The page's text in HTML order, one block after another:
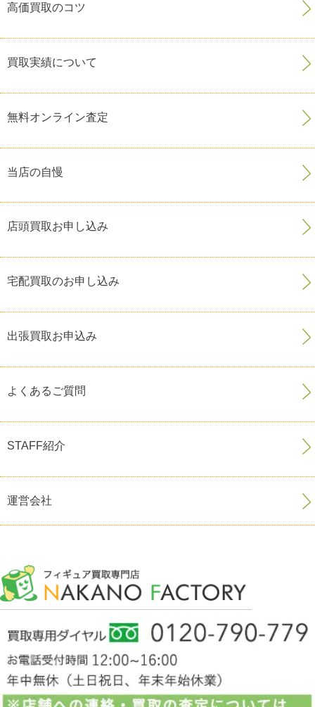
高価買取のコツ
買取実績について
無料オンライン査定
当店の自慢
店頭買取お申し込み
宅配買取のお申し込み
出張買取お申込み
よくあるご質問
STAFF紹介
運営会社